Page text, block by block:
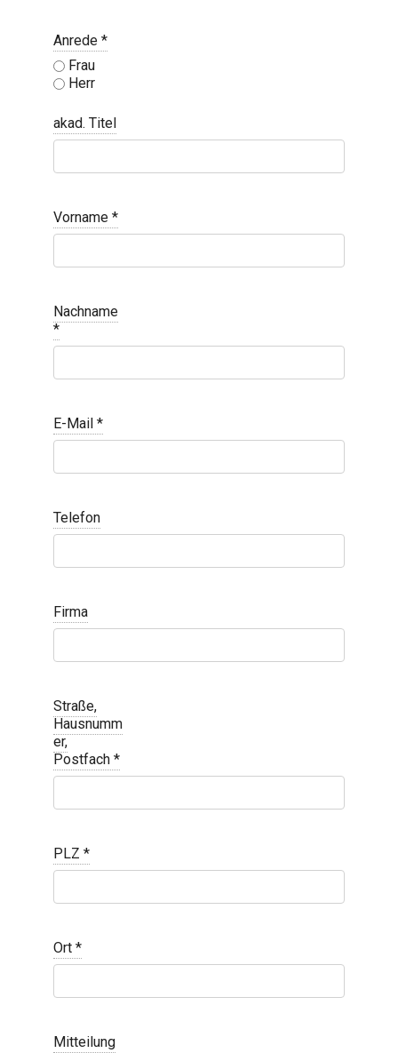
Anrede *
Frau
Herr
akad. Titel
Vorname *
Nachname
*
E-Mail *
Telefon
Firma
Straße,
Hausnumm
er,
Postfach *
PLZ *
Ort *
Mitteilung